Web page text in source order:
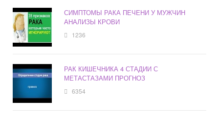
СИМПТОМЫ РАКА ПЕЧЕНИ У МУЖЧИН
АНАЛИЗЫ КРОВИ
1236
РАК КИШЕЧНИКА 4 СТАДИИ С
МЕТАСТАЗАМИ ПРОГНОЗ
6354